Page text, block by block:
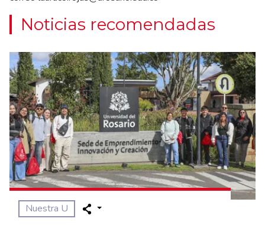
Noticias recomendadas
Nuestra U